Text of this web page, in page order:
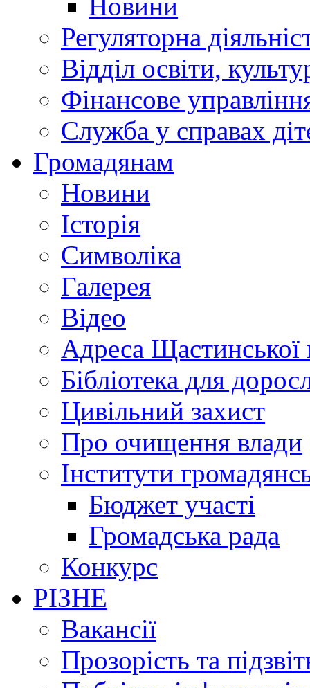
Регуляторна
Відділ освіти,
Фінансове
Служба у справах
Громадянам
Новини
Історія
Символіка
Галерея
Відео
Адреса Щастинської
Бібліотека для
Цивільний захист
Про очищення влади
Інститути
Бюджет участі
Громадська рада
Конкурс
РІЗНЕ
Вакансії
Прозорість та